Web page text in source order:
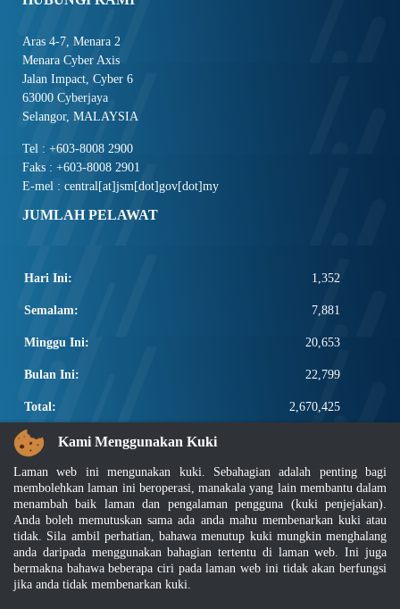
Aras 4-7, Menara 2
Menara Cyber Axis
Jalan Impact, Cyber 6
63000 Cyberjaya
Selangor, MALAYSIA
Tel : +603-8008 2900
Faks : +603-8008 2901
E-mel : central[at]jsm[dot]gov[dot]my
JUMLAH PELAWAT
Hari Ini: 1,352
Semalam: 7,881
Minggu Ini: 20,653
Bulan Ini: 22,799
Total: 2,670,425
PAUTAN POPULAR
Elektroteknikal, ICT dan Pembinaan
Other Notification Search
Regular Notification Search
Notification Subscription
Pengurusan Perniagaan dan Keselamatan Pekerjaan
Kami Menggunakan Kuki
Laman web ini mengunakan kuki. Sebahagian adalah penting bagi
membolehkan laman ini beroperasi, manakala yang lain membantu dalam
menambah baik laman dan pengalaman pengguna (kuki penjejakan).
Anda boleh memutuskan sama ada anda mahu membenarkan kuki atau
tidak. Sila ambil perhatian, bahawa menutup kuki mungkin menghalang
anda daripada menggunakan bahagian tertentu di laman web. Ini juga
bermakna bahawa beberapa ciri pada laman web ini tidak akan berfungsi
jika anda tidak membenarkan kuki.